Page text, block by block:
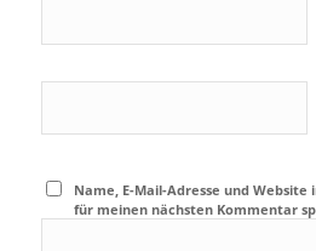
Name, E-Mail-Adresse und Website
für meinen nächsten Kommentar